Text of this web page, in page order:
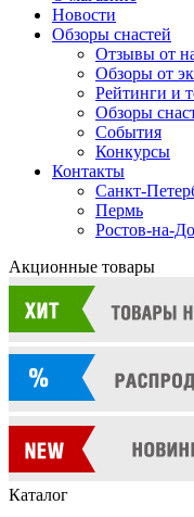
Новости
Обзоры снастей
Отзывы от
Обзоры от
Рейтинги и
Обзоры
События
Конкурсы
Контакты
Санкт-
Пермь
Ростов-на-
Акционные товары
Каталог